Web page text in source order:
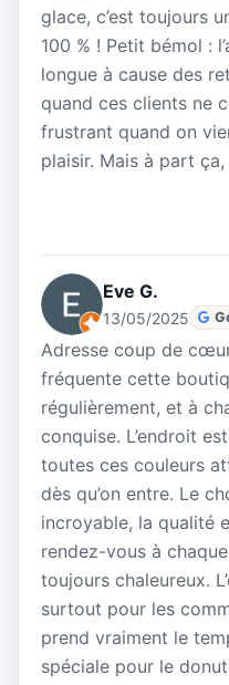
glace, c’est toujours
100 % ! Petit bémol :
longue à cause des
quand ces clients ne
frustrant quand on
plaisir. Mais à part
Eve G.
13/05/2025
Adresse coup de
fréquente cette
régulièrement, et à
conquise. L’endroit
toutes ces couleurs
dès qu’on entre. Le
incroyable, la qualité
rendez-vous à
toujours chaleureux.
surtout pour les
prend vraiment le
spéciale pour le